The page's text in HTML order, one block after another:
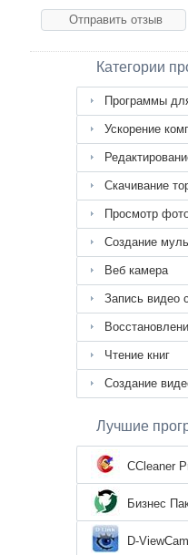
Категории
Программы
Ускорение
Скачивание
Просмотр
Создание
Веб камера
Запись видео
Чтение книг
Создание
Лучшие
CCleaner
Бизнес
D-ViewCam